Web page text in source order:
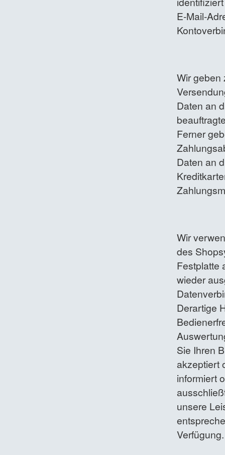
E-Mail-
Wir geben
Daten an
Ferner
Daten an
Wir
des
Festplatte
wieder
Derartige
Sie Ihren
akzeptiert
informiert
unsere
Verfügung.